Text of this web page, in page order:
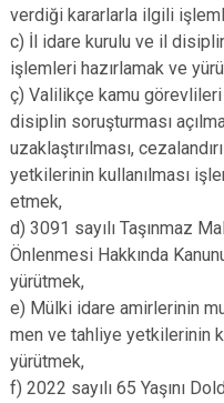
verdiği kararlarla ilgili
c) İl idare kurulu ve il
işlemleri hazırlamak ve
ç) Valilikçe kamu görevlileri
disiplin soruşturması
uzaklaştırılması,
yetkilerinin kullanılması
etmek,
d) 3091 sayılı Taşınmaz
Önlenmesi Hakkında
yürütmek,
e) Mülki idare amirlerinin
men ve tahliye yetkilerinin
yürütmek,
f) 2022 sayılı 65 Yaşını